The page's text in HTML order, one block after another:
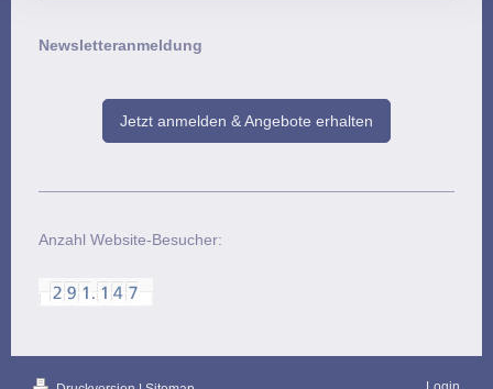
Newsletteranmeldung
Jetzt anmelden & Angebote erhalten
Anzahl Website-Besucher: